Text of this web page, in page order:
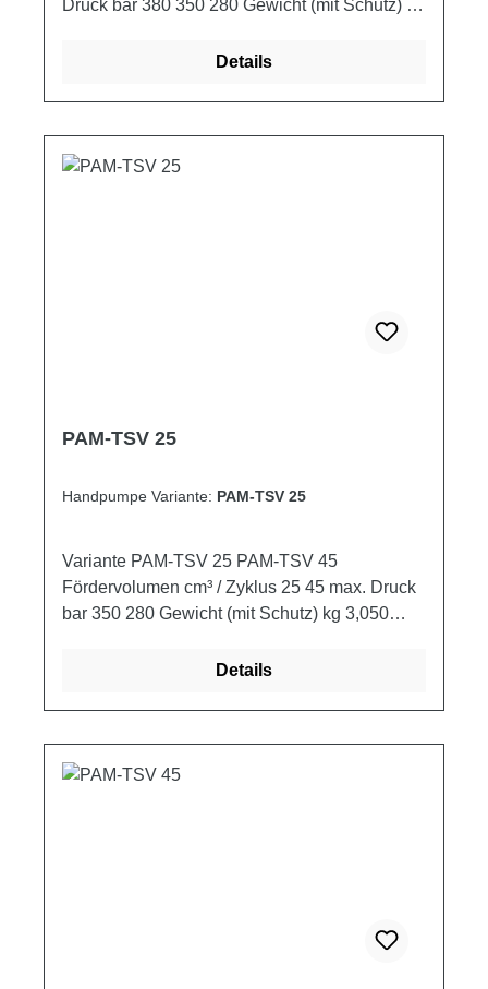
Druck bar 380 350 280 Gewicht (mit Schutz) kg
Details
PAM-TSV 25
Handpumpe Variante: PAM-TSV 25
Variante PAM-TSV 25 PAM-TSV 45
Fördervolumen cm³ / Zyklus 25 45 max. Druck
bar 350 280 Gewicht (mit Schutz) kg 3,050
Details